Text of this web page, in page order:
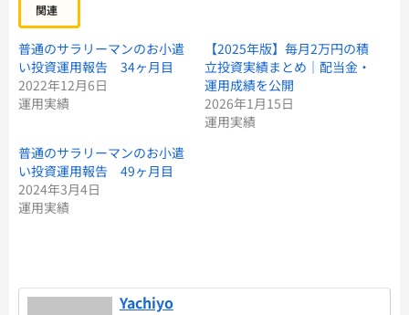
関連
普通のサラリーマンのお小遣
い投資運用報告 34ヶ月目
2022年12月6日
運用実績
【2025年版】毎月2万円の積
立投資実績まとめ｜配当金・
運用成績を公開
2026年1月15日
運用実績
普通のサラリーマンのお小遣
い投資運用報告 49ヶ月目
2024年3月4日
運用実績
Yachiyo